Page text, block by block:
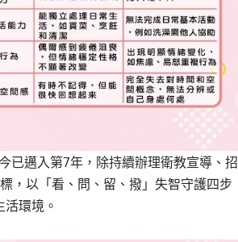
已邁入第7年，除持續辦理衛教宣導、招
，以「看、問、留、撥」失智守護四步
環境。